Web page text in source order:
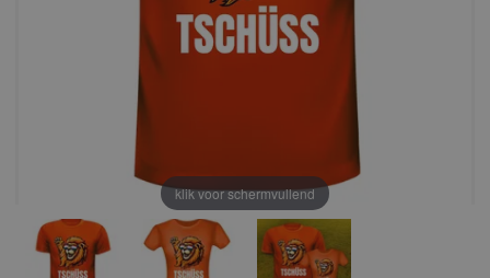
klik voor schermvullend